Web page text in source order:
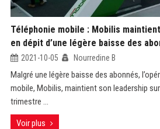
Téléphonie mobile : Mobilis
en dépit d’une légère baisse des
2021-10-05 Nourredine B
Malgré une légère baisse des abonnés,
mobile, Mobilis, maintient son leadership
trimestre ...
Voir plus